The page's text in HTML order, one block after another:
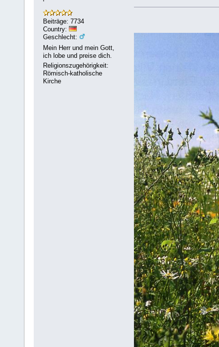
'
Beiträge: 7734
Country:
Geschlecht:
Mein Herr und mein Gott,
ich lobe und preise dich.
Religionszugehörigkeit:
Römisch-katholische
Kirche